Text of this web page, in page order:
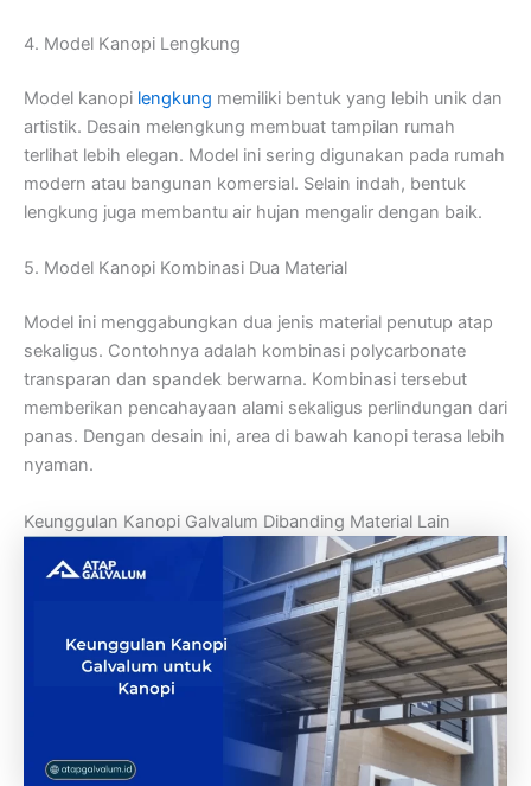
4. Model Kanopi Lengkung
Model kanopi lengkung memiliki bentuk yang lebih unik dan
artistik. Desain melengkung membuat tampilan rumah
terlihat lebih elegan. Model ini sering digunakan pada rumah
modern atau bangunan komersial. Selain indah, bentuk
lengkung juga membantu air hujan mengalir dengan baik.
5. Model Kanopi Kombinasi Dua Material
Model ini menggabungkan dua jenis material penutup atap
sekaligus. Contohnya adalah kombinasi polycarbonate
transparan dan spandek berwarna. Kombinasi tersebut
memberikan pencahayaan alami sekaligus perlindungan dari
panas. Dengan desain ini, area di bawah kanopi terasa lebih
nyaman.
Keunggulan Kanopi Galvalum Dibanding Material Lain